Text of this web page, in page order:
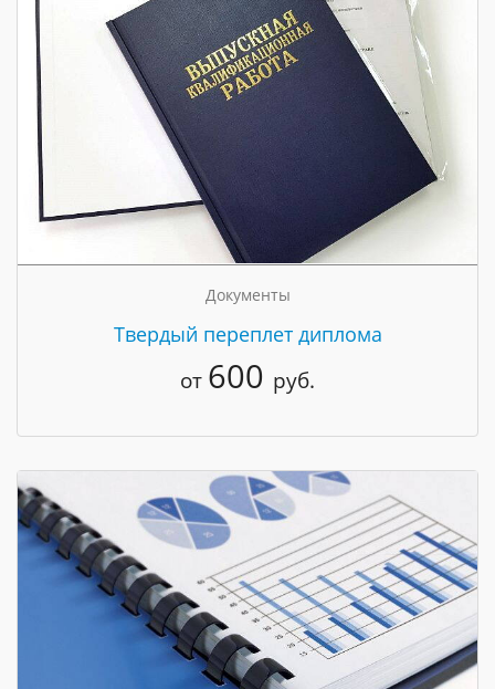
Документы
Твердый переплет диплома
от 600 руб.